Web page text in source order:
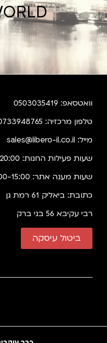
וואטסאפ: 0503035419
טלפון מרכזיה: 0733948765
מייל: sales@libero-il.co.il
שעות פעילות החנות: 10:00-20:00
שעות מענה אתר: 10:00-15:00
כתובת: ביאליק 61 רמת גן
רבי עקיבא 56 בני ברק
ביטול עיסקה